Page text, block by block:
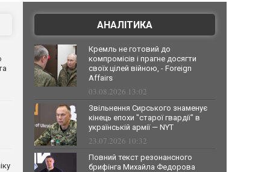
АНАЛІТИКА
Кремль не готовий до
компромісів і прагне досягти
своїх цілей війною, - Foreign
Affairs
03.08.2026 13:02
Звільнення Сирського знаменує
кінець епохи "старої гвардії" в
українській армії — NYT
23.07.2026 10:32
Повний текст резонансного
брифінга Михайла Федорова